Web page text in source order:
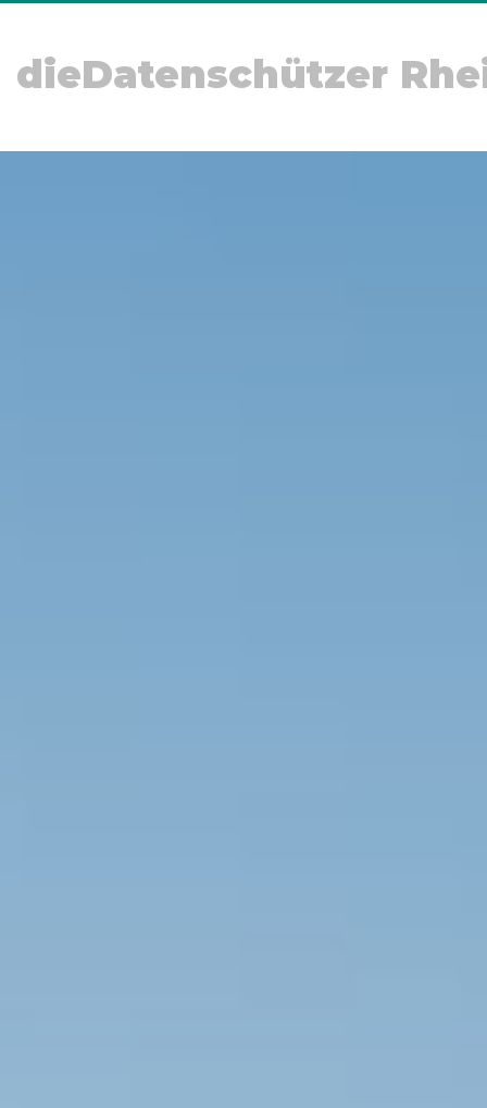
dieDatenschützer